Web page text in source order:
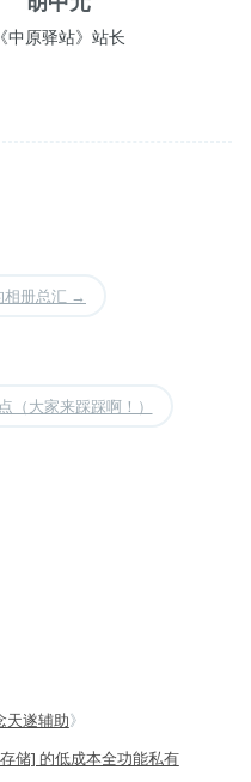
《中原驿站》站长
册总汇 →
（大家来踩踩啊！）
天遂辅助》
储] 的低成本全功能私有